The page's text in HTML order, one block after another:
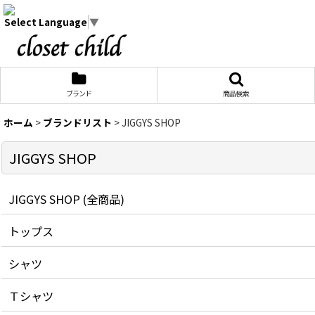
Select Language ▼
ブランド 商品検索
ホーム > ブランドリスト >JIGGYS SHOP
JIGGYS SHOP
JIGGYS SHOP (全商品)
トップス
シャツ
Ｔシャツ